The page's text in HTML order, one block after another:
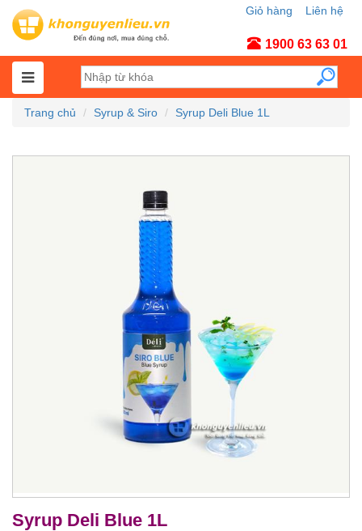
Liên hệ
Giỏ hàng
1900 63 63 01
Trang chủ Syrup & Siro Syrup Deli Blue 1L
Syrup Deli Blue 1L